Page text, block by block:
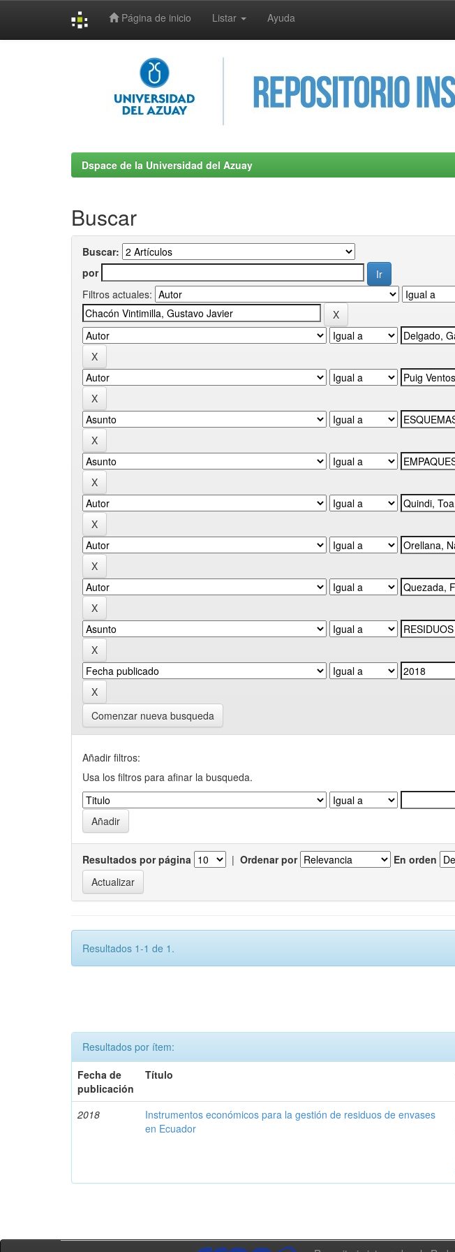
Página de inicio Listar Ayuda
Dspace de la Universidad del Azuay
Buscar
Buscar:
por
Filtros actuales:
Comenzar nueva busqueda
Añadir filtros:
Usa los filtros para afinar la busqueda.
Resultados por página | Ordenar por En orden
Resultados 1-1 de 1.
Resultados por ítem:
Fecha de
publicación
Título
2018
Instrumentos económicos para la gestión de residuos de envases
en Ecuador